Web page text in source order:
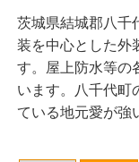
茨城県結城郡八千
装を中心とした外
す。屋上防水等の
います。八千代町
ている地元愛が強